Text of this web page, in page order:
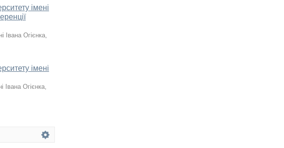
імені
Івана Огієнка,
імені
Івана Огієнка,